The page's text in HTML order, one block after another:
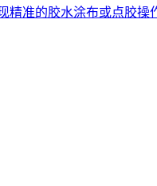
准的胶水涂布或点胶